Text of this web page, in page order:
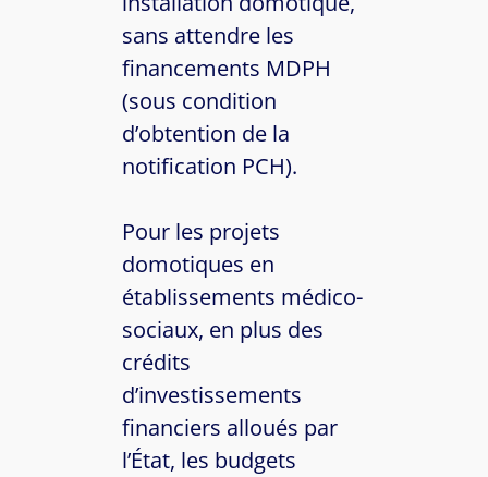
sans attendre les
financements MDPH
(sous condition
d’obtention de la
notification PCH).
Pour les projets
domotiques en
établissements médico-
sociaux, en plus des
crédits
d’investissements
financiers alloués par
l’État, les budgets